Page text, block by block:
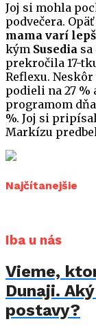
Joj si mohla
podvečera.
mama varí
kým Susedia sa
prekročila 17-
Reflexu.
podieli na 27 %
programom
%. Joj si
Markízu
Najčítanejšie
Iba u nás
Vieme,
Dunaji.
postavy?